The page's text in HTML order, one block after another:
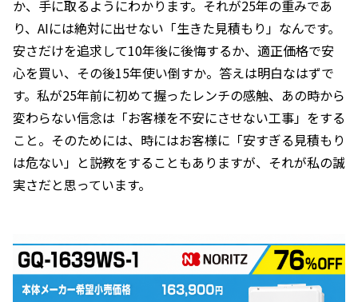
か、手に取るようにわかります。それが25年の重みであ
り、AIには絶対に出せない「生きた見積もり」なんです。
安さだけを追求して10年後に後悔するか、適正価格で安
心を買い、その後15年使い倒すか。答えは明白なはずで
す。私が25年前に初めて握ったレンチの感触、あの時から
変わらない信念は「お客様を不安にさせない工事」をする
こと。そのためには、時にはお客様に「安すぎる見積もり
は危ない」と説教をすることもありますが、それが私の誠
実さだと思っています。